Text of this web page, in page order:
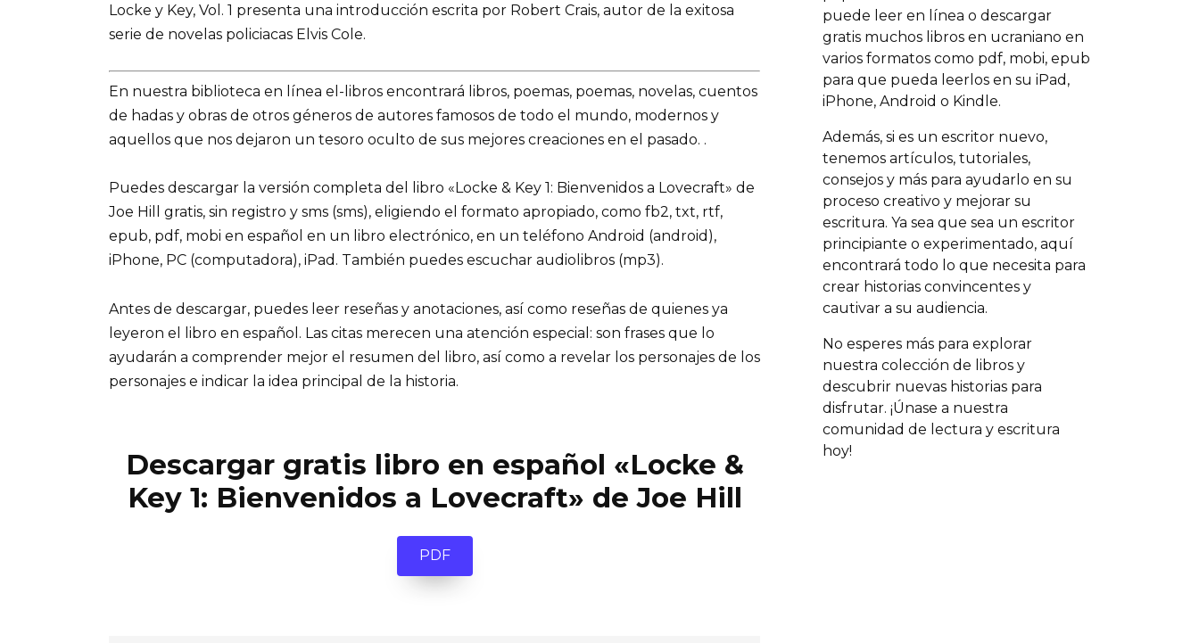
Locke y Key, Vol. 1 presenta una introducción escrita por Robert Crais, autor de la exitosa
serie de novelas policiacas Elvis Cole.
En nuestra biblioteca en línea el-libros encontrará libros, poemas, poemas, novelas, cuentos
de hadas y obras de otros géneros de autores famosos de todo el mundo, modernos y
aquellos que nos dejaron un tesoro oculto de sus mejores creaciones en el pasado. .
Puedes descargar la versión completa del libro «Locke & Key 1: Bienvenidos a Lovecraft» de
Joe Hill gratis, sin registro y sms (sms), eligiendo el formato apropiado, como fb2, txt, rtf,
epub, pdf, mobi en español en un libro electrónico, en un teléfono Android (android),
iPhone, PC (computadora), iPad. También puedes escuchar audiolibros (mp3).
Antes de descargar, puedes leer reseñas y anotaciones, así como reseñas de quienes ya
leyeron el libro en español. Las citas merecen una atención especial: son frases que lo
ayudarán a comprender mejor el resumen del libro, así como a revelar los personajes de los
personajes e indicar la idea principal de la historia.
Descargar gratis libro en español «Locke &
Key 1: Bienvenidos a Lovecraft» de Joe Hill
PDF
puede leer en línea o descargar
gratis muchos libros en ucraniano en
varios formatos como pdf, mobi, epub
para que pueda leerlos en su iPad,
iPhone, Android o Kindle.
Además, si es un escritor nuevo,
tenemos artículos, tutoriales,
consejos y más para ayudarlo en su
proceso creativo y mejorar su
escritura. Ya sea que sea un escritor
principiante o experimentado, aquí
encontrará todo lo que necesita para
crear historias convincentes y
cautivar a su audiencia.
No esperes más para explorar
nuestra colección de libros y
descubrir nuevas historias para
disfrutar. ¡Únase a nuestra
comunidad de lectura y escritura
hoy!